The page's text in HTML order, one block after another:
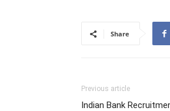
Share
Previous article
Indian Bank